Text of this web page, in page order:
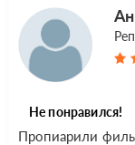
Не понравился!
Пропиарили